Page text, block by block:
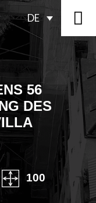
DE
56
DES
100